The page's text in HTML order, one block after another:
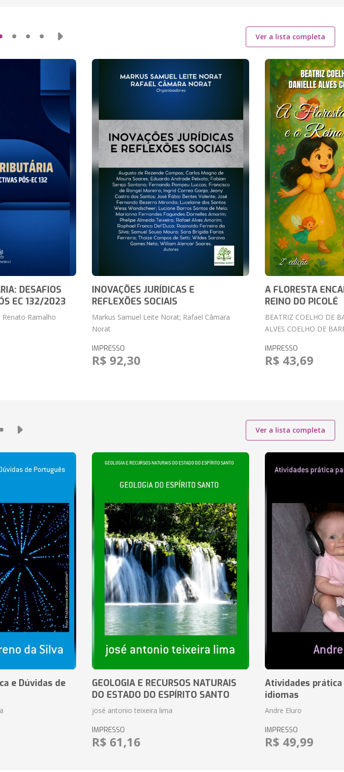
Ver a lista completa
DESAFIOS
EC 132/2023
Ramalho
INOVAÇÕES JURÍDICAS E
REFLEXÕES SOCIAIS
Markus Samuel Leite Norat; Rafael Câmara
Norat
IMPRESSO
R$ 92,30
A FLORESTA
REINO DO PICOLÉ
BEATRIZ COELHO DE
ALVES COELHO DE
IMPRESSO
R$ 43,69
Ver a lista completa
e Dúvidas de
GEOLOGIA E RECURSOS NATURAIS
DO ESTADO DO ESPÍRITO SANTO
josé antonio teixeira lima
IMPRESSO
R$ 61,16
Atividades
idiomas
Andre Eluro
IMPRESSO
R$ 49,99